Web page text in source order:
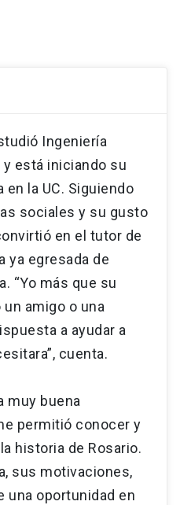
Ingeniería
está iniciando su
la UC. Siguiendo
sociales y su gusto
en el tutor de
ya egresada de
“Yo más que su
amigo o una
a ayudar a
cuenta.
muy buena
permitió conocer y
historia de Rosario.
sus motivaciones,
una oportunidad en